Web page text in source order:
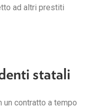
ad altri prestiti
statali
un contratto a tempo